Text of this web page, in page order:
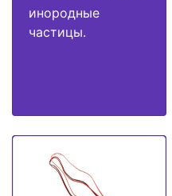
инородные
частицы.